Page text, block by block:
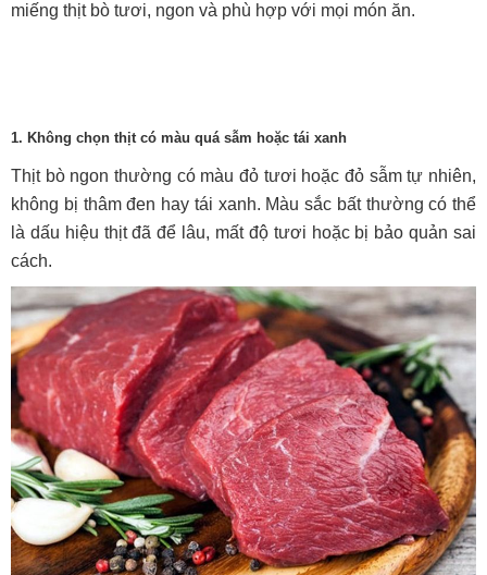
miếng thịt bò tươi, ngon và phù hợp với mọi món ăn.
1. Không chọn thịt có màu quá sẫm hoặc tái xanh
Thịt bò ngon thường có màu đỏ tươi hoặc đỏ sẫm tự nhiên,
không bị thâm đen hay tái xanh. Màu sắc bất thường có thể
là dấu hiệu thịt đã để lâu, mất độ tươi hoặc bị bảo quản sai
cách.